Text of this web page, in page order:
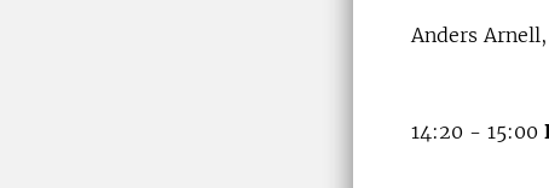
Anders
14:20 - 15:00